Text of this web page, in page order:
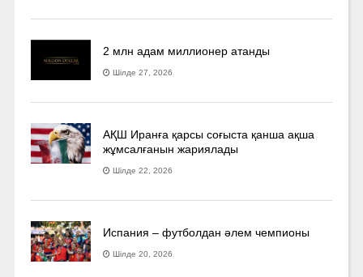
2 млн адам миллионер атанды
Шілде 27, 2026
АҚШ Иранға қарсы соғыста қанша ақша
жұмсалғанын жариялады
Шілде 22, 2026
Испания – футболдан әлем чемпионы
Шілде 20, 2026